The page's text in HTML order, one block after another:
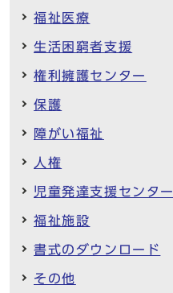
福祉医療
生活困窮者支援
権利擁護センター
保護
障がい福祉
人権
児童発達支援センター
福祉施設
書式のダウンロード
その他